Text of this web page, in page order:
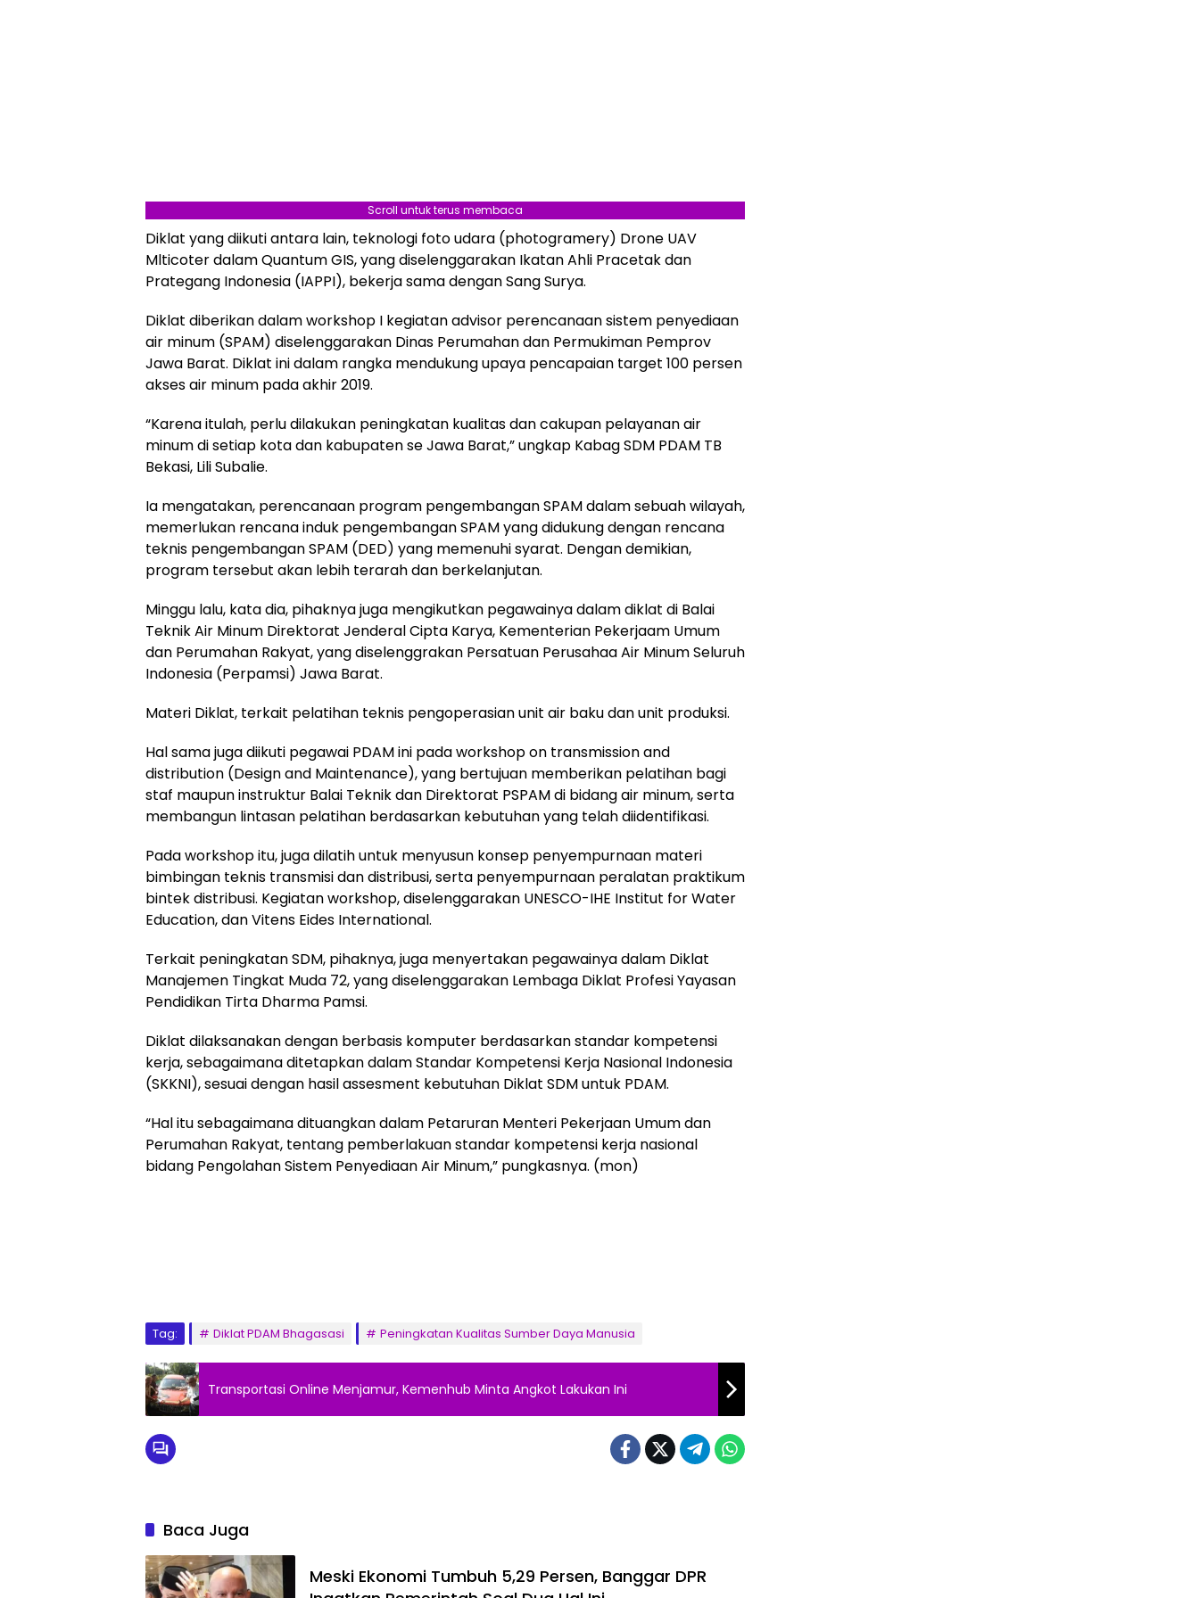
Scroll untuk terus membaca
Diklat yang diikuti antara lain, teknologi foto udara (photogramery) Drone UAV
Mlticoter dalam Quantum GIS, yang diselenggarakan Ikatan Ahli Pracetak dan
Prategang Indonesia (IAPPI), bekerja sama dengan Sang Surya.
Diklat diberikan dalam workshop I kegiatan advisor perencanaan sistem penyediaan
air minum (SPAM) diselenggarakan Dinas Perumahan dan Permukiman Pemprov
Jawa Barat. Diklat ini dalam rangka mendukung upaya pencapaian target 100 persen
akses air minum pada akhir 2019.
“Karena itulah, perlu dilakukan peningkatan kualitas dan cakupan pelayanan air
minum di setiap kota dan kabupaten se Jawa Barat,” ungkap Kabag SDM PDAM TB
Bekasi, Lili Subalie.
Ia mengatakan, perencanaan program pengembangan SPAM dalam sebuah wilayah,
memerlukan rencana induk pengembangan SPAM yang didukung dengan rencana
teknis pengembangan SPAM (DED) yang memenuhi syarat. Dengan demikian,
program tersebut akan lebih terarah dan berkelanjutan.
Minggu lalu, kata dia, pihaknya juga mengikutkan pegawainya dalam diklat di Balai
Teknik Air Minum Direktorat Jenderal Cipta Karya, Kementerian Pekerjaam Umum
dan Perumahan Rakyat, yang diselenggrakan Persatuan Perusahaa Air Minum Seluruh
Indonesia (Perpamsi) Jawa Barat.
Materi Diklat, terkait pelatihan teknis pengoperasian unit air baku dan unit produksi.
Hal sama juga diikuti pegawai PDAM ini pada workshop on transmission and
distribution (Design and Maintenance), yang bertujuan memberikan pelatihan bagi
staf maupun instruktur Balai Teknik dan Direktorat PSPAM di bidang air minum, serta
membangun lintasan pelatihan berdasarkan kebutuhan yang telah diidentifikasi.
Pada workshop itu, juga dilatih untuk menyusun konsep penyempurnaan materi
bimbingan teknis transmisi dan distribusi, serta penyempurnaan peralatan praktikum
bintek distribusi. Kegiatan workshop, diselenggarakan UNESCO-IHE Institut for Water
Education, dan Vitens Eides International.
Terkait peningkatan SDM, pihaknya, juga menyertakan pegawainya dalam Diklat
Manajemen Tingkat Muda 72, yang diselenggarakan Lembaga Diklat Profesi Yayasan
Pendidikan Tirta Dharma Pamsi.
Diklat dilaksanakan dengan berbasis komputer berdasarkan standar kompetensi
kerja, sebagaimana ditetapkan dalam Standar Kompetensi Kerja Nasional Indonesia
(SKKNI), sesuai dengan hasil assesment kebutuhan Diklat SDM untuk PDAM.
“Hal itu sebagaimana dituangkan dalam Petaruran Menteri Pekerjaan Umum dan
Perumahan Rakyat, tentang pemberlakuan standar kompetensi kerja nasional
bidang Pengolahan Sistem Penyediaan Air Minum,” pungkasnya. (mon)
Tag: Diklat PDAM Bhagasasi Peningkatan Kualitas Sumber Daya Manusia
Transportasi Online Menjamur, Kemenhub Minta Angkot Lakukan Ini
Baca Juga
Meski Ekonomi Tumbuh 5,29 Persen, Banggar DPR